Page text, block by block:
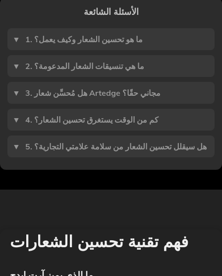
الأسئلة الشائعة
▼ 1. ما هو تحسين الشعار وكيف يعمل؟
▼ 2. ما هي تنسيقات الشعار المدعومة؟
▼ 3. هل مُحسِّن شعار Artedge مجاني حقًا؟
▼ 4. كم من الوقت يستغرق تحسين الشعار؟
▼ 5. هل سيقلل تحسين الشعار من سلامة علامتي التجارية؟
فهم تقنية تحسين الشعارات